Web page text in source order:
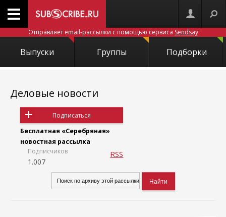
Отправляет email-рассылки с помощью сервиса Sendsay
Выпуски Группы Подборки
Деловые новости
Подписаться
Бесплатная «Серебряная»
новостная рассылка
Подписчиков
1.007
RSS